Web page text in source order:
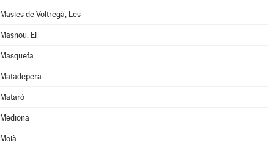
Masies de Voltregà, Les
Masnou, El
Masquefa
Matadepera
Mataró
Mediona
Moià